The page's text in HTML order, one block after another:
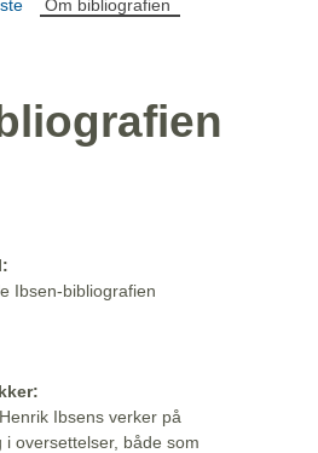
Om bibliografien
Ibsen-bibliografien
Ibsens verker på
i oversettelser, både som